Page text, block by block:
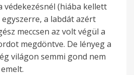
védekezésnél (hiába kellett
a labdát azért
meccsen az volt végül a
megdöntve. De lényeg a
világon semmi gond nem